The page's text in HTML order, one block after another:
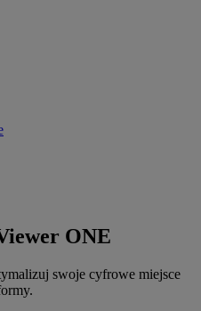
ONE
swoje cyfrowe miejsce